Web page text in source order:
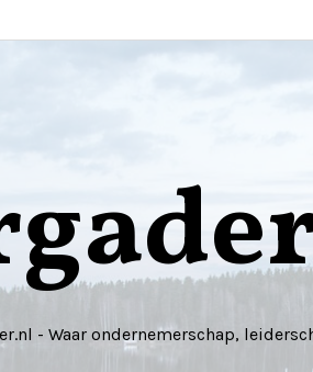
- Waar ondernemerschap,